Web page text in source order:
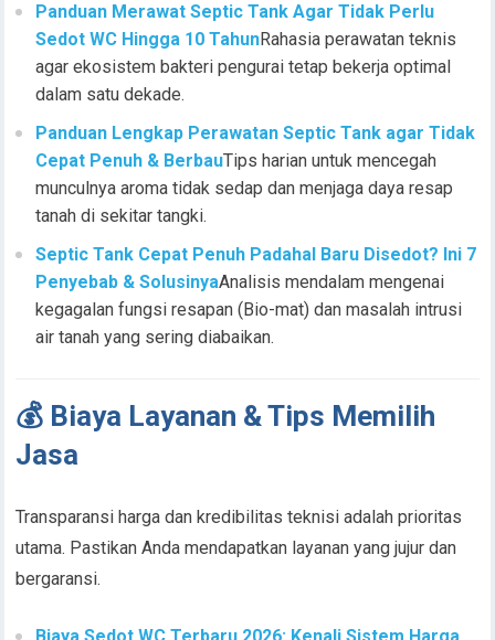
Panduan Merawat Septic Tank Agar Tidak Perlu
Sedot WC Hingga 10 TahunRahasia perawatan teknis
agar ekosistem bakteri pengurai tetap bekerja optimal
dalam satu dekade.
Panduan Lengkap Perawatan Septic Tank agar Tidak
Cepat Penuh & BerbauTips harian untuk mencegah
munculnya aroma tidak sedap dan menjaga daya resap
tanah di sekitar tangki.
Septic Tank Cepat Penuh Padahal Baru Disedot? Ini 7
Penyebab & SolusinyaAnalisis mendalam mengenai
kegagalan fungsi resapan (Bio-mat) dan masalah intrusi
air tanah yang sering diabaikan.
💰 Biaya Layanan & Tips Memilih
Jasa
Transparansi harga dan kredibilitas teknisi adalah prioritas
utama. Pastikan Anda mendapatkan layanan yang jujur dan
bergaransi.